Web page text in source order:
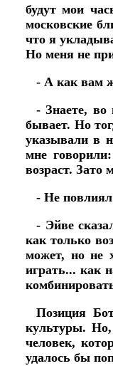
будут мои
московские
что я
Но меня не
- А как вам
- Знаете, во
бывает. Но
указывали в
мне
возраст. Зато
- Не
- Эйве
как только
может, но не
играть... как
Позиция
культуры. Но,
человек,
удалось бы